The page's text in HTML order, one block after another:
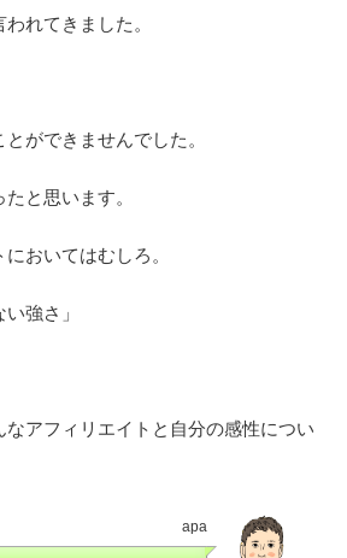
れてきました。
ができませんでした。
と思います。
おいてはむしろ。
強さ」
アフィリエイトと自分の感性につい
apa